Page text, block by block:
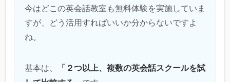
今はどこの英会話教室も無料体験を実施していま
すが、どう活用すればいいか分からないですよ
ね。
基本は、
「２つ以上、複数の英会話スクールを試